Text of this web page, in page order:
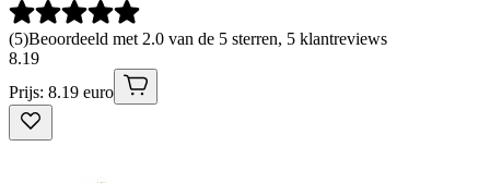
(5)Beoordeeld met 2.0 van de 5 sterren, 5 klantreviews
8.19
Prijs: 8.19 euro